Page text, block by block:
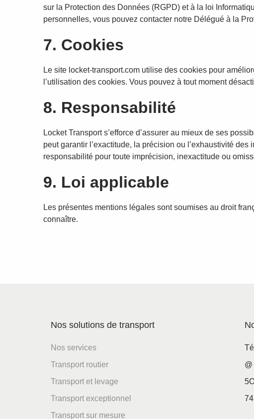
sur la Protection des Données (RGPD) et à la loi
personnelles, vous pouvez contacter notre Délégué à la
7. Cookies
Le site locket-transport.com utilise des cookies pour
l’utilisation des cookies. Vous pouvez à tout moment
8. Responsabilité
Locket Transport s’efforce d’assurer au mieux de ses
peut garantir l’exactitude, la précision ou l’exhaustivité
responsabilité pour toute imprécision, inexactitude ou
9. Loi applicable
Les présentes mentions légales sont soumises au droit
connaître.
Nos solutions de transport
Nos services
Transport routier
Transport et levage
Transport exceptionnel
Transport sur mesure